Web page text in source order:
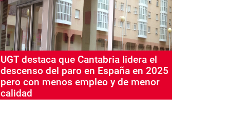
UGT destaca que Cantabria lidera el
descenso del paro en España en 2025
pero con menos empleo y de menor
calidad